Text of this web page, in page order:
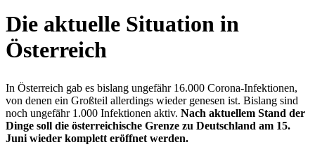
Die aktuelle Situation in
Österreich
In Österreich gab es bislang ungefähr 16.000 Corona-Infektionen,
von denen ein Großteil allerdings wieder genesen ist. Bislang sind
noch ungefähr 1.000 Infektionen aktiv. Nach aktuellem Stand der
Dinge soll die österreichische Grenze zu Deutschland am 15.
Juni wieder komplett eröffnet werden.